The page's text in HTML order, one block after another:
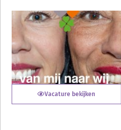
Vacature bekijken